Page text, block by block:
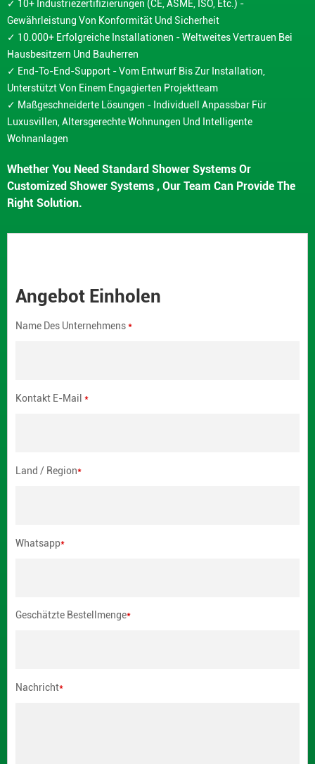
✓ 10+ Industriezertifizierungen (CE, ASME, ISO, Etc.) -
Gewährleistung Von Konformität Und Sicherheit
✓ 10.000+ Erfolgreiche Installationen - Weltweites Vertrauen Bei
Hausbesitzern Und Bauherren
✓ End-To-End-Support - Vom Entwurf Bis Zur Installation,
Unterstützt Von Einem Engagierten Projektteam
✓ Maßgeschneiderte Lösungen - Individuell Anpassbar Für
Luxusvillen, Altersgerechte Wohnungen Und Intelligente
Wohnanlagen
Whether You Need Standard Shower Systems Or
Customized Shower Systems , Our Team Can Provide The
Right Solution.
Angebot Einholen
Name Des Unternehmens*
Kontakt E-Mail*
Land / Region*
Whatsapp*
Geschätzte Bestellmenge*
Nachricht*